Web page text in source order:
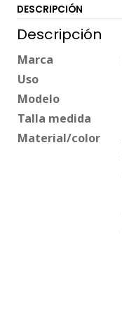
DESCRIPCIÓN
Descripción
Marca
Uso
Modelo
Talla medida
Material/color